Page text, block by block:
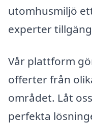
utomhusmiljö
experter
Vår plattform
offerter från
området. Låt
perfekta